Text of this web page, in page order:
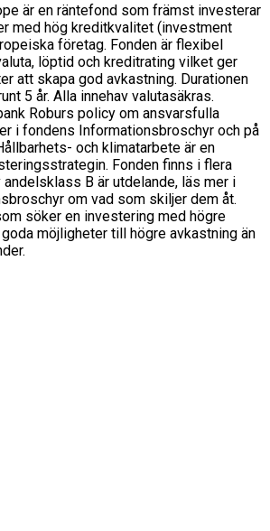
är en räntefond som främst investerar
med hög kreditkvalitet (investment
företag. Fonden är flexibel
löptid och kreditrating vilket ger
att skapa god avkastning. Durationen
5 år. Alla innehav valutasäkras.
Roburs policy om ansvarsfulla
i fondens Informationsbroschyr och på
och klimatarbete är en
Fonden finns i flera
B är utdelande, läs mer i
om vad som skiljer dem åt.
söker en investering med högre
möjligheter till högre avkastning än